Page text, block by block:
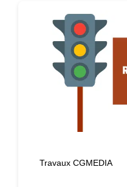
Travaux CGMEDIA